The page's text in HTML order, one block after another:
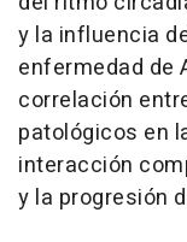
y la influencia
enfermedad de
correlación
patológicos en
interacción
y la progresión